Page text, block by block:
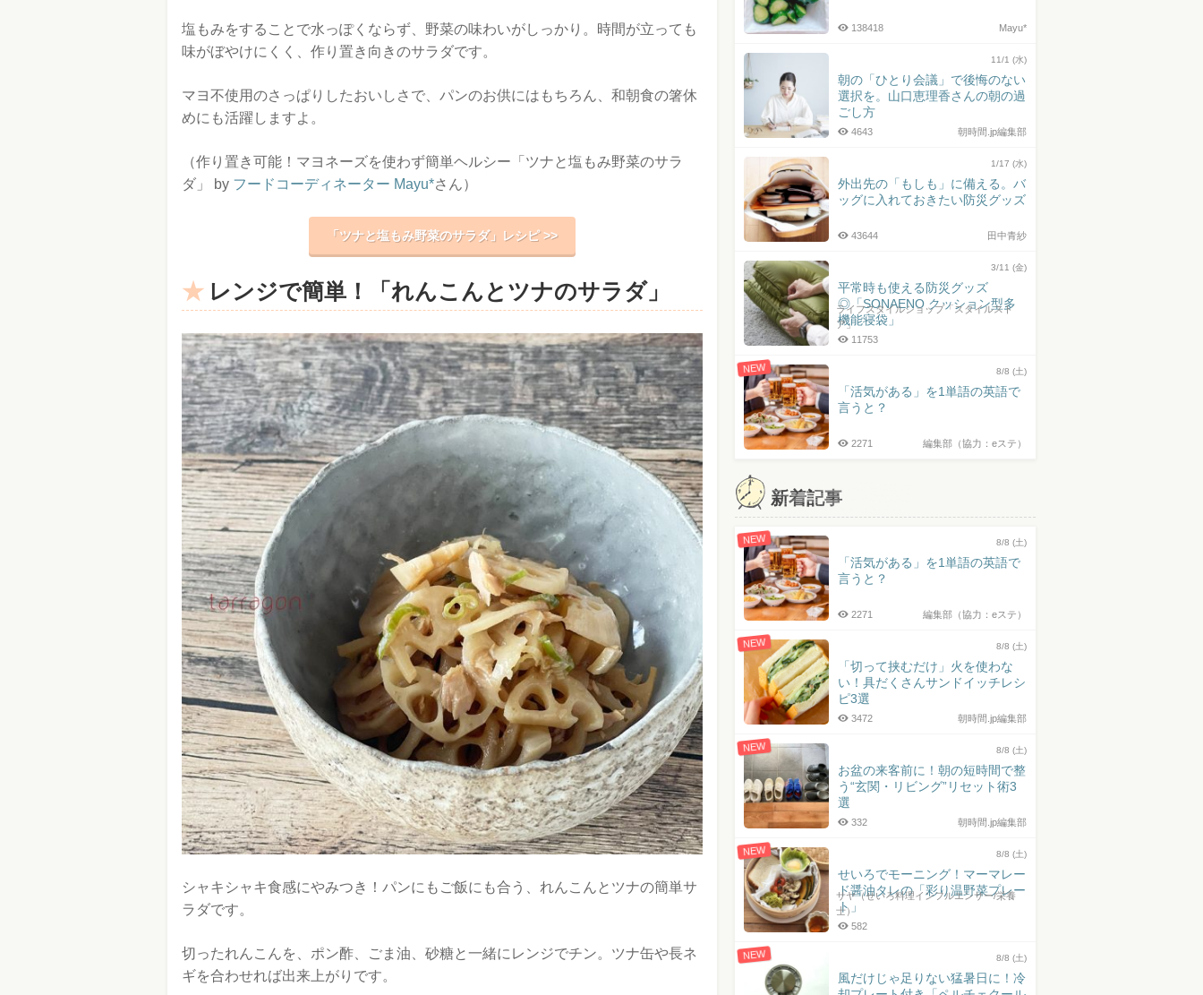
塩もみをすることで水っぽくならず、野菜の味わいがしっかり。時間が立っても
味がぼやけにくく、作り置き向きのサラダです。
マヨ不使用のさっぱりしたおいしさで、パンのお供にはもちろん、和朝食の箸休
めにも活躍しますよ。
（作り置き可能！マヨネーズを使わず簡単ヘルシー「ツナと塩もみ野菜のサラ
ダ」 by フードコーディネーター Mayu*さん）
「ツナと塩もみ野菜のサラダ」レシピ >>
レンジで簡単！「れんこんとツナのサラダ」
シャキシャキ食感にやみつき！パンにもご飯にも合う、れんこんとツナの簡単サ
ラダです。
切ったれんこんを、ポン酢、ごま油、砂糖と一緒にレンジでチン。ツナ缶や長ネ
ギを合わせれば出来上がりです。
Mayu*
138418
11/1 (水)
朝の「ひとり会議」で後悔のない
選択を。山口恵理香さんの朝の過
ごし方
朝時間.jp編集部
4643
1/17 (水)
外出先の「もしも」に備える。バ
ッグに入れておきたい防災グッズ
田中青紗
43644
3/11 (金)
平常時も使える防災グッズ
◎「SONAENO クッション型多
機能寝袋」
ライフスタイルショップ「スタイルスト
ア」
11753
NEW 8/8 (土)
「活気がある」を1単語の英語で
言うと？
編集部（協力：eステ）
2271
新着記事
NEW 8/8 (土)
「活気がある」を1単語の英語で
言うと？
編集部（協力：eステ）
2271
NEW 8/8 (土)
「切って挟むだけ」火を使わな
い！具だくさんサンドイッチレシ
ピ3選
朝時間.jp編集部
3472
NEW 8/8 (土)
お盆の来客前に！朝の短時間で整
う“玄関・リビング”リセット術3
選
朝時間.jp編集部
332
NEW 8/8 (土)
せいろでモーニング！マーマレー
ド醤油タレの「彩り温野菜プレー
ト」
サヤ（せいろ料理インフルエンサー/栄養
士）
582
NEW 8/8 (土)
風だけじゃ足りない猛暑日に！冷